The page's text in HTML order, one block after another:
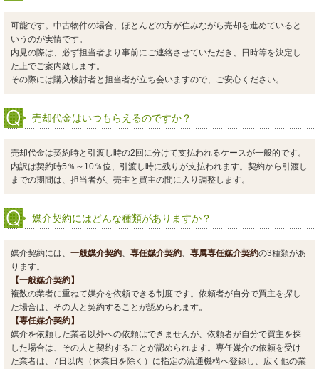
可能です。中古物件の場合、ほとんどの方が住みながら売却を進めていると
いうのが実情です。
内見の際は、必ず担当者より事前にご連絡させていただき、日時等を決定し
た上でご案内致します。
その際には購入検討者と担当者が立ち会いますので、ご安心ください。
売却代金はいつもらえるのですか？
売却代金は契約時と引渡し時の2回に分けて支払われるケースが一般的です。
内訳は契約時5％～10％位、引渡し時に残りが支払われます。契約から引渡し
までの期間は、担当者が、売主と買主の間に入り調整します。
媒介契約にはどんな種類がありますか？
媒介契約には、 一般媒介契約、 専任媒介契約、 専属専任媒介契約の3種類があ
ります。
【一般媒介契約】
複数の業者に重ねて媒介を依頼できる制度です。依頼者が自分で買主を探し
た場合は、その人と契約することが認められます。
【専任媒介契約】
媒介を依頼した業者以外への依頼はできませんが、依頼者が自分で買主を探
した場合は、その人と契約することが認められます。専任媒介の依頼を受け
た業者は、7日以内（休業日を除く）に指定の流通機構へ登録し、広く他の業